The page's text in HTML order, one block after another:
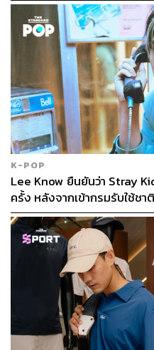
K-POP
Lee Know ยืนยันว่า Stray
ครั้ง หลังจากเข้ากรมรับใช้ชาติ